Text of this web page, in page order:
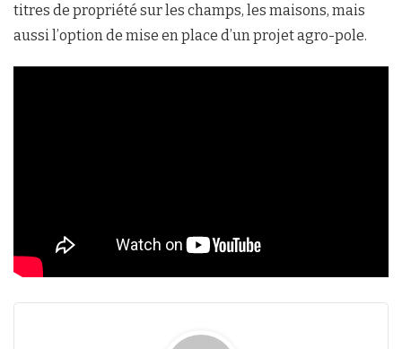
titres de propriété sur les champs, les maisons, mais
aussi l’option de mise en place d’un projet agro-pole.